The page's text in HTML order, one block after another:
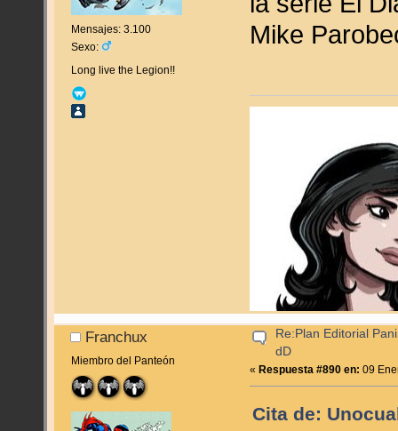
Mensajes: 3.100
Sexo:
Long live the Legion!!
Mike
Franchux
Miembro del Panteón
Re:Plan Editorial
dD
«Respuesta #890 en: 09
Cita de: